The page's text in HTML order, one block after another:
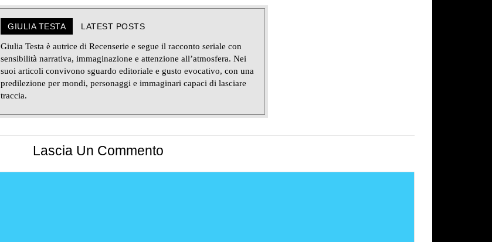
GIULIA TESTA LATEST POSTS
Giulia Testa è autrice di Recenserie e segue il racconto seriale con
sensibilità narrativa, immaginazione e attenzione all’atmosfera. Nei
suoi articoli convivono sguardo editoriale e gusto evocativo, con una
predilezione per mondi, personaggi e immaginari capaci di lasciare
traccia.
Lascia Un Commento